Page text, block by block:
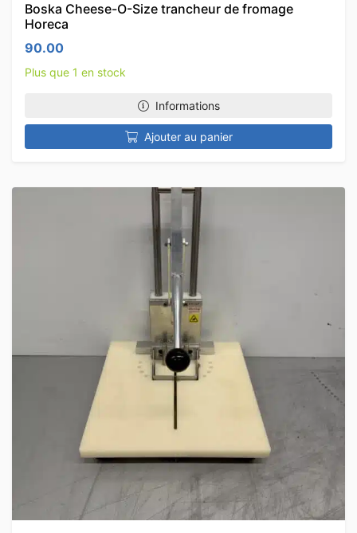
Boska Cheese-O-Size trancheur de fromage
Horeca
90.00
Plus que 1 en stock
Informations
Ajouter au panier